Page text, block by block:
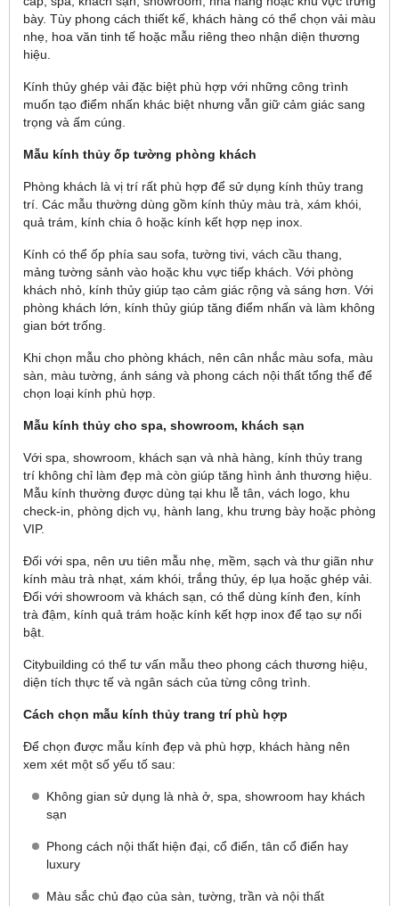
bày. Tùy phong cách thiết kế, khách hàng có thể chọn vải màu
nhẹ, hoa văn tinh tế hoặc mẫu riêng theo nhận diện thương
hiệu.
Kính thủy ghép vải đặc biệt phù hợp với những công trình
muốn tạo điểm nhấn khác biệt nhưng vẫn giữ cảm giác sang
trọng và ấm cúng.
Mẫu kính thủy ốp tường phòng khách
Phòng khách là vị trí rất phù hợp để sử dụng kính thủy trang
trí. Các mẫu thường dùng gồm kính thủy màu trà, xám khói,
quả trám, kính chia ô hoặc kính kết hợp nẹp inox.
Kính có thể ốp phía sau sofa, tường tivi, vách cầu thang,
mảng tường sảnh vào hoặc khu vực tiếp khách. Với phòng
khách nhỏ, kính thủy giúp tạo cảm giác rộng và sáng hơn. Với
phòng khách lớn, kính thủy giúp tăng điểm nhấn và làm không
gian bớt trống.
Khi chọn mẫu cho phòng khách, nên cân nhắc màu sofa, màu
sàn, màu tường, ánh sáng và phong cách nội thất tổng thể để
chọn loại kính phù hợp.
Mẫu kính thủy cho spa, showroom, khách sạn
Với spa, showroom, khách sạn và nhà hàng, kính thủy trang
trí không chỉ làm đẹp mà còn giúp tăng hình ảnh thương hiệu.
Mẫu kính thường được dùng tại khu lễ tân, vách logo, khu
check-in, phòng dịch vụ, hành lang, khu trưng bày hoặc phòng
VIP.
Đối với spa, nên ưu tiên mẫu nhẹ, mềm, sạch và thư giãn như
kính màu trà nhạt, xám khói, trắng thủy, ép lụa hoặc ghép vải.
Đối với showroom và khách sạn, có thể dùng kính đen, kính
trà đậm, kính quả trám hoặc kính kết hợp inox để tạo sự nổi
bật.
Citybuilding có thể tư vấn mẫu theo phong cách thương hiệu,
diện tích thực tế và ngân sách của từng công trình.
Cách chọn mẫu kính thủy trang trí phù hợp
Để chọn được mẫu kính đẹp và phù hợp, khách hàng nên
xem xét một số yếu tố sau:
Không gian sử dụng là nhà ở, spa, showroom hay khách
sạn
Phong cách nội thất hiện đại, cổ điển, tân cổ điển hay
luxury
Màu sắc chủ đạo của sàn, tường, trần và nội thất